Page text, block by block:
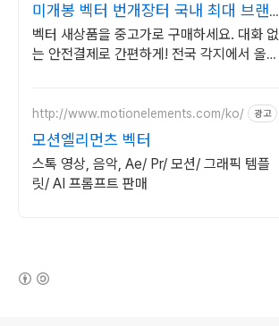
미개봉 벡터 번개장터 국내 최대 브랜
드 중고거래
벡터 새상품을 중고가로 구매하세요. 대화 없
는 안전결제로 간편하게! 전국 각지에서 올라
http://www.motionelements.com/ko/ 광고
모션엘리먼츠 벡터
스톡 영상, 음악, Ae/ Pr/ 모션/ 그래픽 템플
릿/ AI 프롬프트 판매